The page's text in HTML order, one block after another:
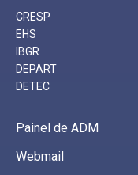
CRESP
EHS
IBGR
DEPART
DETEC
Painel de ADM
Webmail